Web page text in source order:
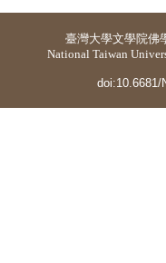
臺灣大學文學院佛
National Taiwan
doi:10.6681/